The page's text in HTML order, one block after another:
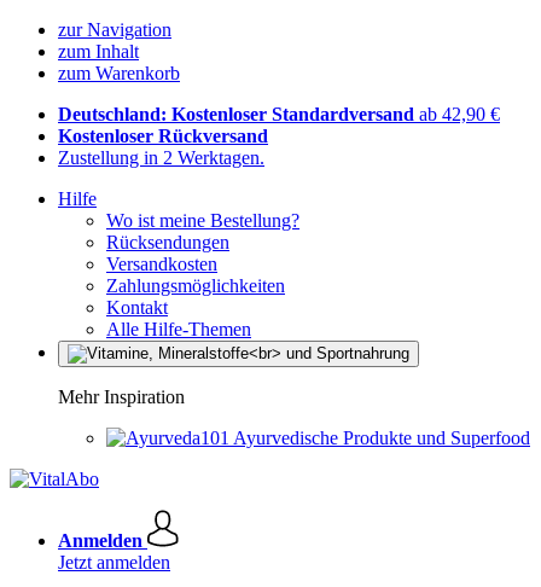
zur Navigation
zum Inhalt
zum Warenkorb
Deutschland: Kostenloser Standardversand ab 42,90 €
Kostenloser Rückversand
Zustellung in 2 Werktagen.
Hilfe
Wo ist meine Bestellung?
Rücksendungen
Versandkosten
Zahlungsmöglichkeiten
Kontakt
Alle Hilfe-Themen
Mehr Inspiration
Ayurvedische Produkte und Superfood
Anmelden
Jetzt anmelden